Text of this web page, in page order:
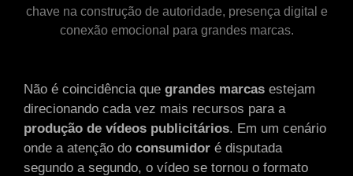
chave na construção de autoridade, presença digital e
conexão emocional para grandes marcas.
Não é coincidência que grandes marcas estejam
direcionando cada vez mais recursos para a
produção de vídeos publicitários. Em um cenário
onde a atenção do consumidor é disputada
segundo a segundo, o vídeo se tornou o formato